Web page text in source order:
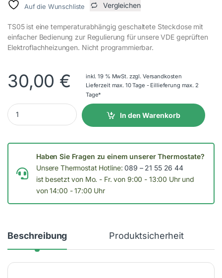
Auf die Wunschliste Vergleichen
TS05 ist eine temperaturabhängig geschaltete Steckdose mit
einfacher Bedienung zur Regulierung für unsere VDE geprüften
Elektroflachheizungen. Nicht programmierbar.
30,00 € inkl. 19 % MwSt. zzgl. Versandkosten
Lieferzeit max. 10 Tage - Eillieferung max. 2
Tage*
TS05 Thermoschaltsteckdose quantity
In den Warenkorb
Haben Sie Fragen zu einem unserer Thermostate?
Unsere Thermostat Hotline:089 – 21 55 26 44
ist besetzt von Mo. - Fr. von 9:00 - 13:00 Uhr und
von 14:00 - 17:00 Uhr
Beschreibung Produktsicherheit